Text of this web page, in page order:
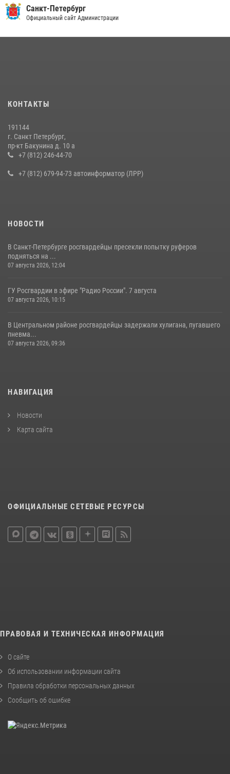
В Красногвардейском районе росгвардейцы задержали хулигана,
угрожавшего мужчине пневматическим пистолетом
на III Международном петербургском цифровом форуме
В Ленобласти сотрудники Росгвардии провели встречу с
воспитанниками детского клуба «Умные каникулы»
Санкт-Петербург
Официальный сайт Администрации
КОНТАКТЫ
191144
г. Санкт Петербург,
пр-кт Бакунина д. 10 а
+7 (812) 246-44-70
+7 (812) 679-94-73 автоинформатор (ЛРР)
НОВОСТИ
В Санкт-Петербурге росгвардейцы пресекли попытку руферов
подняться на ...
07 августа 2026, 12:04
ГУ Росгвардии в эфире "Радио России". 7 августа
07 августа 2026, 10:15
В Центральном районе росгвардейцы задержали хулигана, пугавшего
пневма...
07 августа 2026, 09:36
НАВИГАЦИЯ
Новости
Карта сайта
ОФИЦИАЛЬНЫЕ СЕТЕВЫЕ РЕСУРСЫ
ПРАВОВАЯ И ТЕХНИЧЕСКАЯ ИНФОРМАЦИЯ
О сайте
Об использовании информации сайта
Правила обработки персональных данных
Сообщить об ошибке